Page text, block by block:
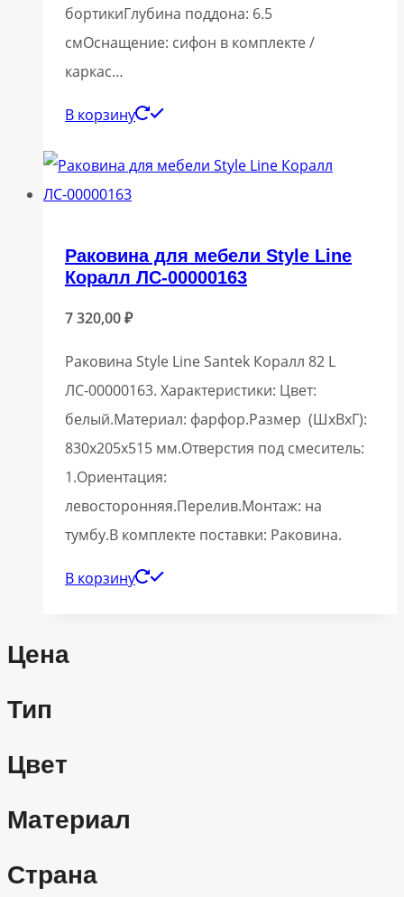
бортикиГлубина поддона: 6.5
смОснащение: сифон в комплекте /
каркас…
В корзину
Раковина для мебели Style Line
Коралл ЛС-00000163
7 320,00₽
Раковина Style Line Santek Коралл 82 L
ЛС-00000163. Характеристики: Цвет:
белый.Материал: фарфор.Размер (ШхВхГ):
830х205х515 мм.Отверстия под смеситель:
1.Ориентация:
левосторонняя.Перелив.Монтаж: на
тумбу.В комплекте поставки: Раковина.
В корзину
Цена
Тип
Цвет
Материал
Страна